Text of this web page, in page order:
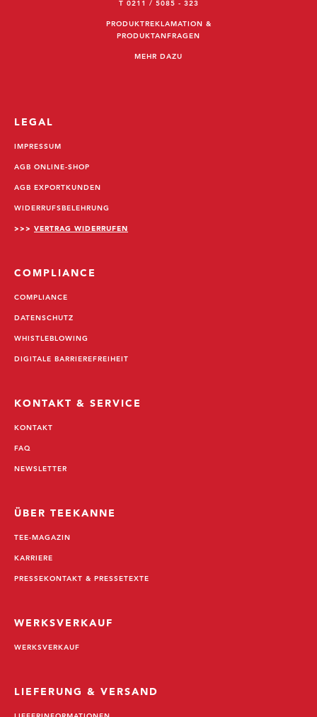
T 0211 / 5085 - 323
PRODUKTREKLAMATION &
PRODUKTANFRAGEN
MEHR DAZU
LEGAL
IMPRESSUM
AGB ONLINE-SHOP
AGB EXPORTKUNDEN
WIDERRUFSBELEHRUNG
>>> VERTRAG WIDERRUFEN
COMPLIANCE
COMPLIANCE
DATENSCHUTZ
WHISTLEBLOWING
DIGITALE BARRIEREFREIHEIT
KONTAKT & SERVICE
KONTAKT
FAQ
NEWSLETTER
ÜBER TEEKANNE
TEE-MAGAZIN
KARRIERE
PRESSEKONTAKT & PRESSETEXTE
WERKSVERKAUF
WERKSVERKAUF
LIEFERUNG & VERSAND